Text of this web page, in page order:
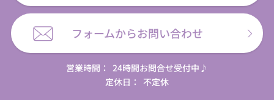
フォームからお問い合わせ
営業時間： 24時間お問合せ受付中♪
定休日：
不定休